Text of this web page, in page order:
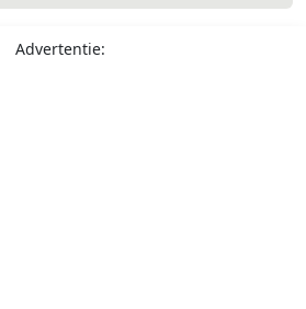
Advertentie: